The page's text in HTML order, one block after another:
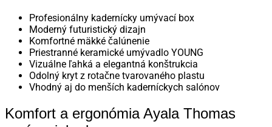
Profesionálny kadernícky umývací box
Moderný futuristický dizajn
Komfortné mäkké čalúnenie
Priestranné keramické umývadlo YOUNG
Vizuálne ľahká a elegantná konštrukcia
Odolný kryt z rotačne tvarovaného plastu
Vhodný aj do menších kaderníckych salónov
Komfort a ergonómia Ayala Thomas